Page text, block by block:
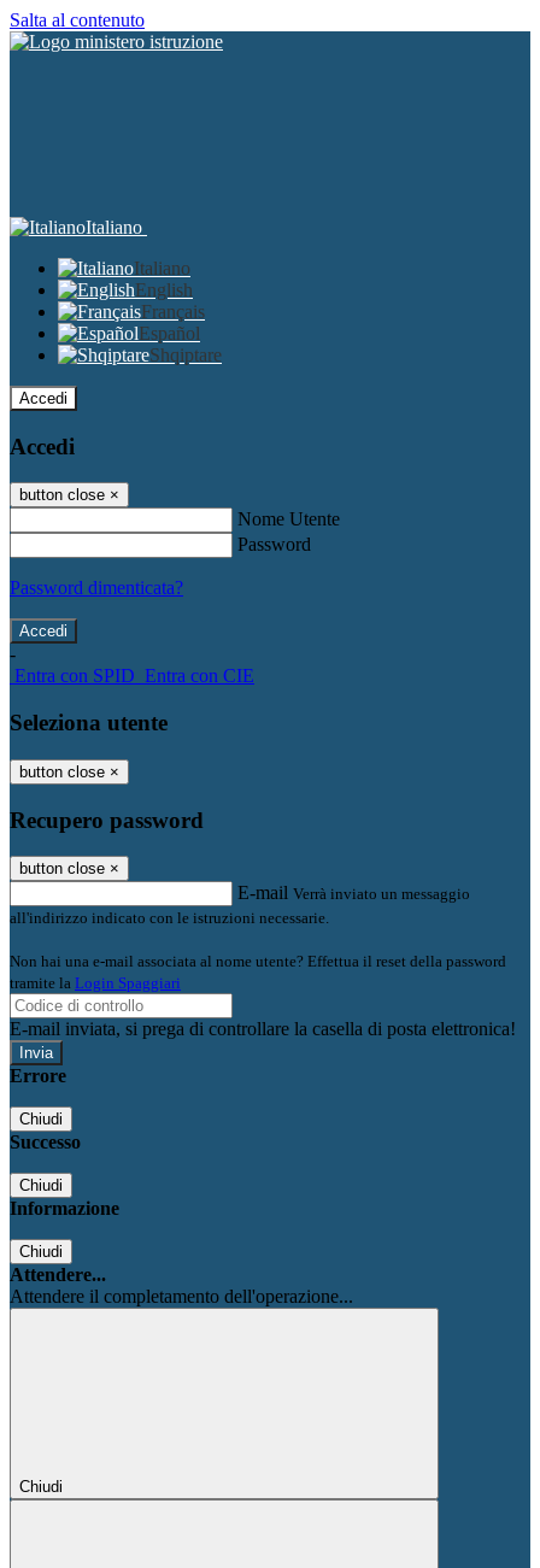
Salta al contenuto
Italiano
Italiano
English
Français
Español
Shqiptare
Accedi
Accedi
button close ×
Nome Utente
Password
Password dimenticata?
-
Entra con SPID Entra con CIE
Seleziona utente
button close ×
Recupero password
button close ×
E-mail Verrà inviato un messaggio
all'indirizzo indicato con le istruzioni necessarie.
Non hai una e-mail associata al nome utente? Effettua il reset della password
tramite la Login Spaggiari
E-mail inviata, si prega di controllare la casella di posta elettronica!
Errore
Chiudi
Successo
Chiudi
Informazione
Chiudi
Attendere...
Attendere il completamento dell'operazione...
Chiudi